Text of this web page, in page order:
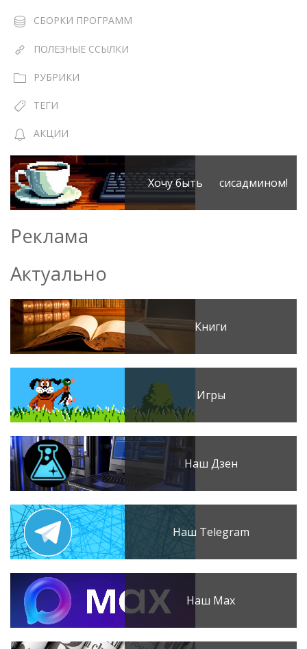
СБОРКИ ПРОГРАММ
ПОЛЕЗНЫЕ ССЫЛКИ
РУБРИКИ
ТЕГИ
АКЦИИ
Хочу быть сисадмином!
Реклама
Актуально
Книги
Игры
Наш Дзен
Наш Telegram
Наш Max